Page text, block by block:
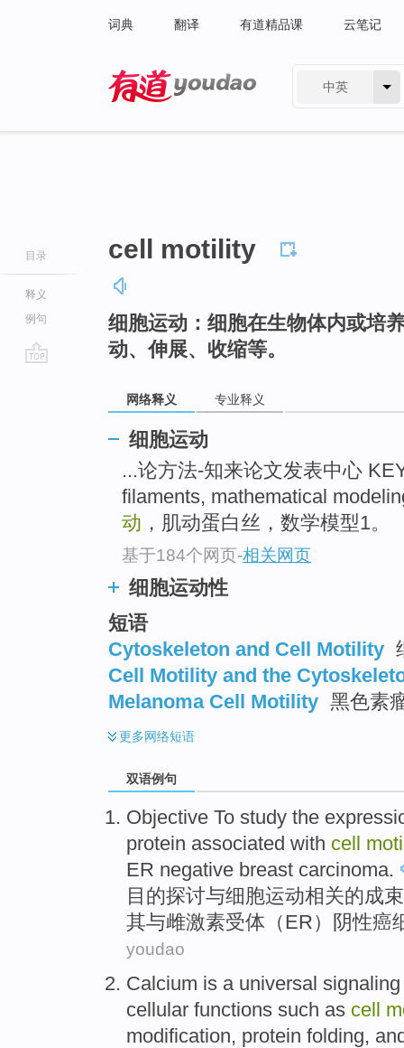
词典 翻译 有道精品课 云笔记
中英
目录
释义
例句
cell motility
细胞运动：细胞在生物体内或培
动、伸展、收缩等。
网络释义 专业释义
细胞运动
...论方法-知来论文发表中心
filaments, mathematical
动 ，肌动蛋白丝，数学模型1。
基于184个网页-相关网页
细胞运动性
短语
Cytoskeleton and Cell Motility
Cell Motility and the
Melanoma Cell Motility 黑色素
更多网络短语
双语例句
Objective To study the
protein associated with cell
ER negative breast carcinoma.
目的探讨与细胞运动相关的成束
其与雌激素受体（ER）阴性癌
youdao
Calcium is a universal signaling
cellular functions such as cell
modification, protein folding,